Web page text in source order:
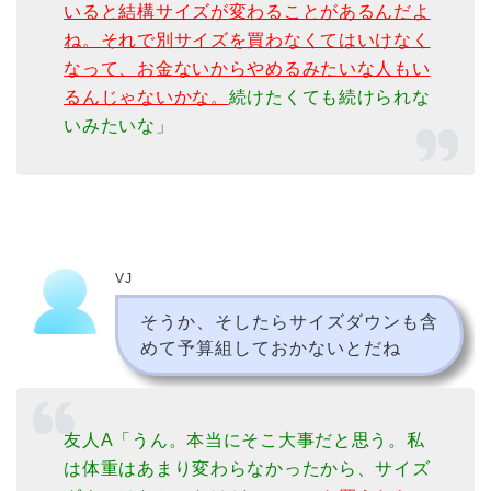
いると結構サイズが変わることがあるんだよ
ね。それで別サイズを買わなくてはいけなく
なって、お金ないからやめるみたいな人もい
るんじゃないかな。 続けたくても続けられな
いみたいな」
VJ
そうか、そしたらサイズダウンも含
めて予算組しておかないとだね
友人A「うん。本当にそこ大事だと思う。私
は体重はあまり変わらなかったから、サイズ